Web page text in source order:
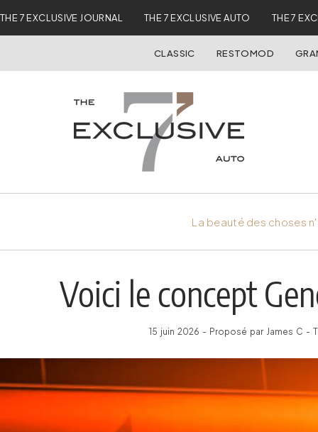
THE 7 EXCLUSIVE JOURNAL THE 7 EXCLUSIVE AUTO THE 7
CLASSIC RESTOMOD
La beauté des choses
Voici le concept
15 juin 2026 - Proposé par James C -